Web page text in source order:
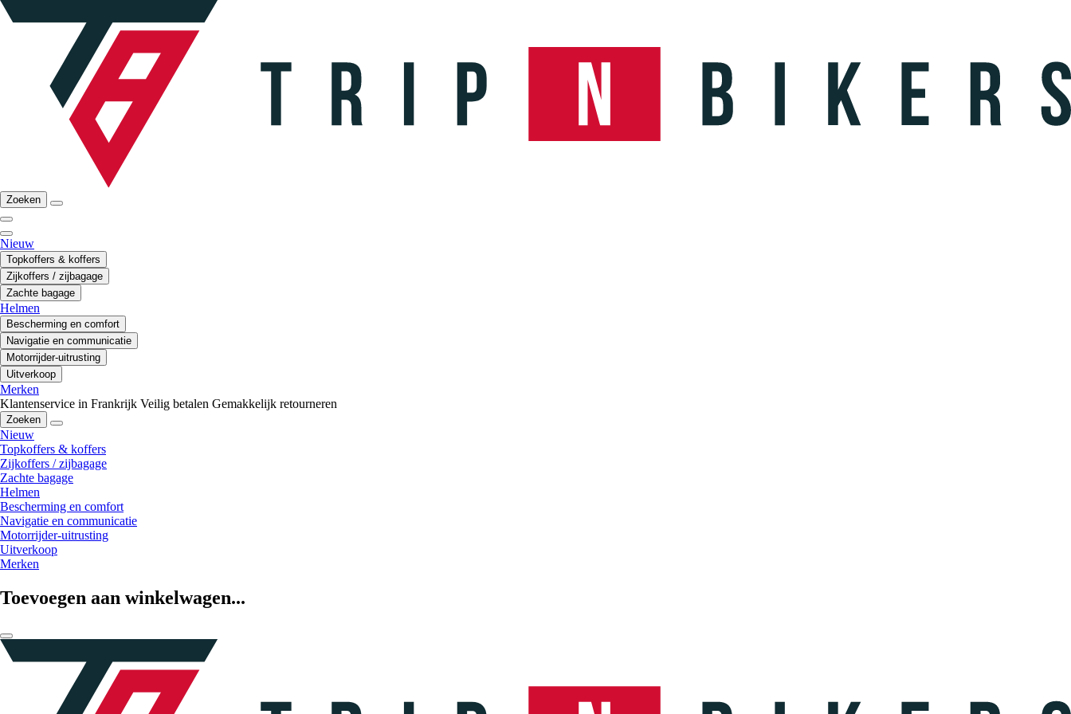
Zoeken
Nieuw
Topkoffers & koffers
Zijkoffers / zijbagage
Zachte bagage
Helmen
Bescherming en comfort
Navigatie en communicatie
Motorrijder-uitrusting
Uitverkoop
Merken
Klantenservice in Frankrijk Veilig betalen Gemakkelijk retourneren
Zoeken
Nieuw
Topkoffers & koffers
Zijkoffers / zijbagage
Zachte bagage
Helmen
Bescherming en comfort
Navigatie en communicatie
Motorrijder-uitrusting
Uitverkoop
Merken
Toevoegen aan winkelwagen...